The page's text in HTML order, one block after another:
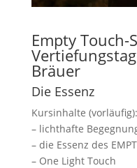
Empty Touch-
Bräuer
Die Essenz
Kursinhalte (vorläufig):
– lichthafte
– die Essenz des
– One Light Touch